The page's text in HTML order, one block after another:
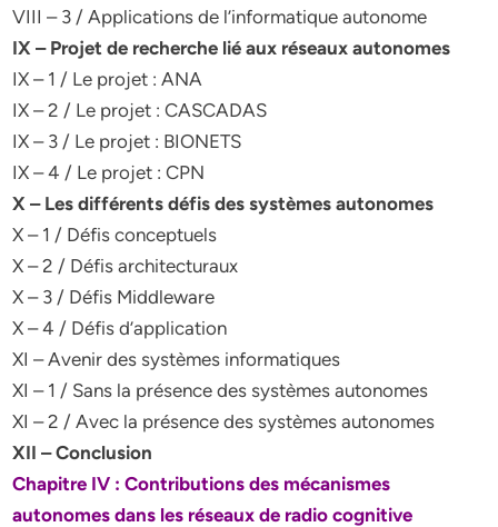
VIII – 3 / Applications de l’informatique autonome
IX – Projet de recherche lié aux réseaux autonomes
IX – 1 / Le projet : ANA
IX – 2 / Le projet : CASCADAS
IX – 3 / Le projet : BIONETS
IX – 4 / Le projet : CPN
X – Les différents défis des systèmes autonomes
X – 1 / Défis conceptuels
X – 2 / Défis architecturaux
X – 3 / Défis Middleware
X – 4 / Défis d’application
XI – Avenir des systèmes informatiques
XI – 1 / Sans la présence des systèmes autonomes
XI – 2 / Avec la présence des systèmes autonomes
XII – Conclusion
Chapitre IV : Contributions des mécanismes
autonomes dans les réseaux de radio cognitive